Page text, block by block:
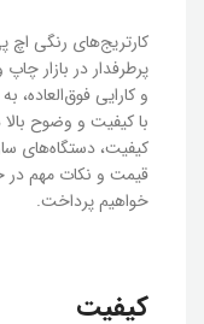
پرطرفدار در بازار
و کارایی فوق‌العاده،
با کیفیت و وضوح بالا
کیفیت، دستگاه‌های
خواهیم پرداخت.
کیفیت